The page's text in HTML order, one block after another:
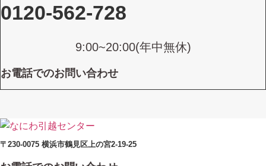
0120-562-728
9:00~20:00(年中無休)
お電話でのお問い合わせ
〒230-0075 横浜市鶴見区上の宮2-19-25